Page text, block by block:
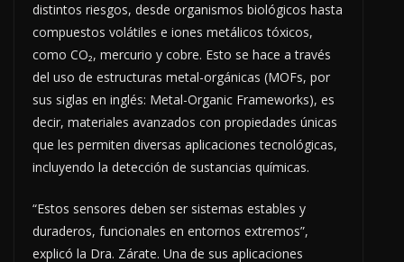
distintos riesgos, desde organismos biológicos hasta
compuestos volátiles e iones metálicos tóxicos,
como CO₂, mercurio y cobre. Esto se hace a través
del uso de estructuras metal-orgánicas (MOFs, por
sus siglas en inglés: Metal-Organic Frameworks), es
decir, materiales avanzados con propiedades únicas
que les permiten diversas aplicaciones tecnológicas,
incluyendo la detección de sustancias químicas.
“Estos sensores deben ser sistemas estables y
duraderos, funcionales en entornos extremos”,
explicó la Dra. Zárate. Una de sus aplicaciones